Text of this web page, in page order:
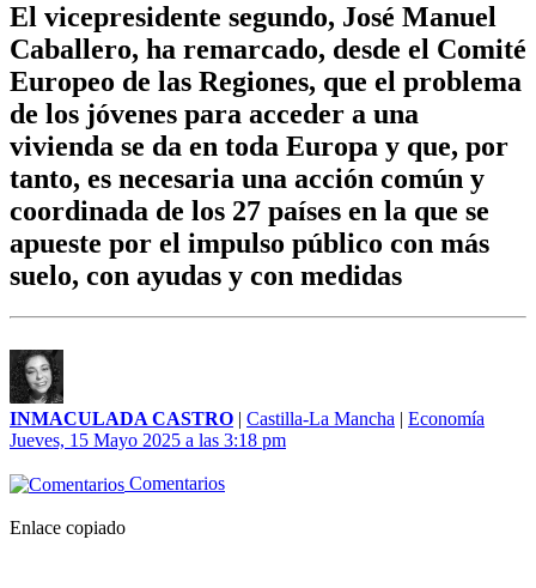
El vicepresidente segundo, José Manuel
Caballero, ha remarcado, desde el Comité
Europeo de las Regiones, que el problema
de los jóvenes para acceder a una
vivienda se da en toda Europa y que, por
tanto, es necesaria una acción común y
coordinada de los 27 países en la que se
apueste por el impulso público con más
suelo, con ayudas y con medidas
INMACULADA CASTRO | Castilla-La Mancha | Economía
Jueves, 15 Mayo 2025 a las 3:18 pm
Comentarios
Enlace copiado